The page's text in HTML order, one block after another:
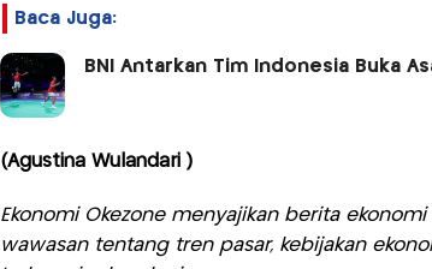
Baca Juga:
BNI Antarkan Tim Indonesia Buka
(Agustina Wulandari )
Ekonomi Okezone menyajikan berita
wawasan tentang tren pasar, kebijakan